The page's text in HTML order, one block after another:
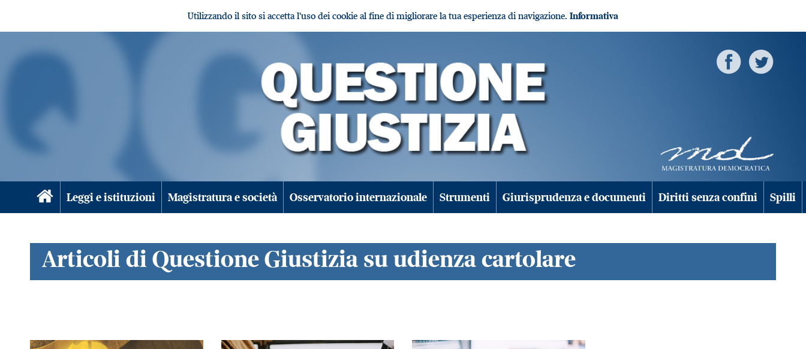
Utilizzando il sito si accetta l'uso dei cookie al fine di migliorare la tua esperienza di navigazione. Informativa
Leggi e istituzioni Magistratura e società Osservatorio internazionale Strumenti Giurisprudenza e documenti Diritti senza confini Spilli
Articoli di Questione Giustizia su udienza cartolare